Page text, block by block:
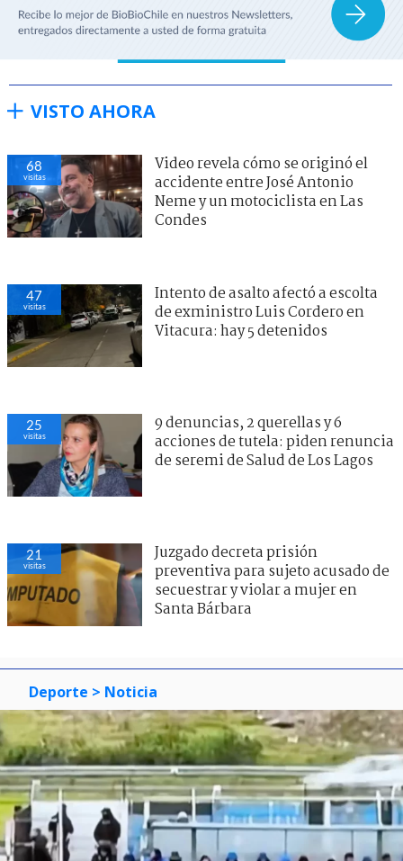
VISTO AHORA
68
visitas
Video revela cómo se originó el
accidente entre José Antonio
Neme y un motociclista en Las
Condes
47
visitas
Intento de asalto afectó a escolta
de exministro Luis Cordero en
Vitacura: hay 5 detenidos
25
visitas
9 denuncias, 2 querellas y 6
acciones de tutela: piden renuncia
de seremi de Salud de Los Lagos
21
visitas
Juzgado decreta prisión
preventiva para sujeto acusado de
secuestrar y violar a mujer en
Santa Bárbara
Deporte > Noticia